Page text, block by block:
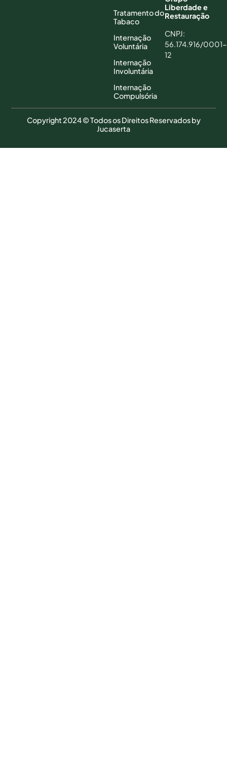
Tratamento do
Tabaco
Internação
Voluntária
Internação
Involuntária
Internação
Compulsória
Liberdade e
Restauração
CNPJ:
56.174.916/0001-
12
Copyright 2024 © Todos os Direitos Reservados by
Jucaserta